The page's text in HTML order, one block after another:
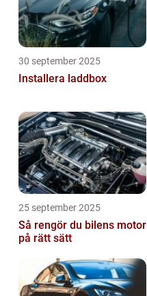
30 september 2025
Installera laddbox
25 september 2025
Så rengör du bilens motor
på rätt sätt